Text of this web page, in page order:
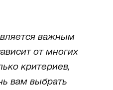
важным
от многих
критериев,
вам выбрать